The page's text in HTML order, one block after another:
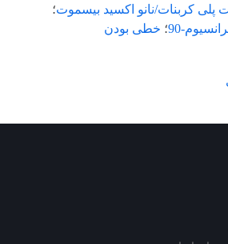
پلی کربنات/نانو اکسید بیسموت؛
90 ؛ خطی بودن